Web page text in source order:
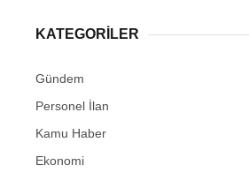
KATEGORİLER
Gündem
Personel İlan
Kamu Haber
Ekonomi